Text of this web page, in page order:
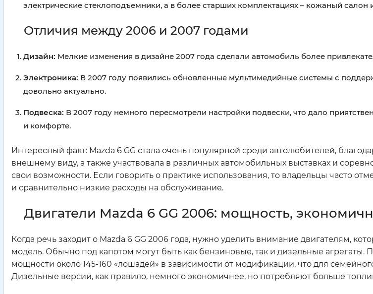
электрические стеклоподъемники, а в более старших комплектациях – кожаный салон
Отличия между 2006 и 2007 годами
Дизайн: Мелкие изменения в дизайне 2007 года сделали автомобиль более
Электроника: В 2007 году появились обновленные мультимедийные системы с
довольно актуально.
Подвеска: В 2007 году немного пересмотрели настройки подвески, что дало
и комфорте.
Интересный факт: Mazda 6 GG стала очень популярной среди автолюбителей,
внешнему виду, а также участвовала в различных автомобильных выставках и
свои возможности. Если говорить о практике использования, то владельцы часто
и сравнительно низкие расходы на обслуживание.
Двигатели Mazda 6 GG 2006: мощность,
Когда речь заходит о Mazda 6 GG 2006 года, нужно уделить внимание двигателям,
модель. Обычно под капотом могут быть как бензиновые, так и дизельные агрегаты.
мощности около 145-160 «лошадей» в зависимости от модификации, что для
Дизельные версии, как правило, немного экономичнее, но потребляют больше